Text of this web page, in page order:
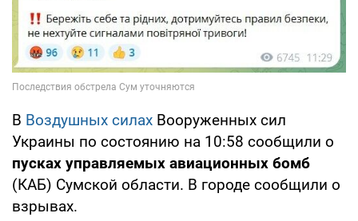
В Воздушных силах Вооруженных сил
Украины по состоянию на 10:58 сообщили о
пусках управляемых авиационных бомб
(КАБ) Сумской области. В городе сообщили о
взрывах.